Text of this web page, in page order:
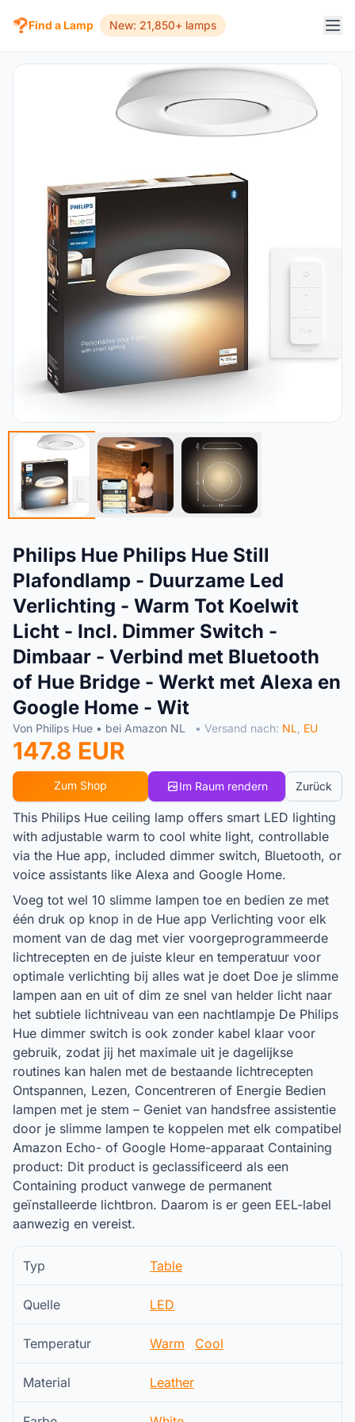
Find a Lamp New: 21,850+ lamps
Philips Hue Philips Hue Still
Plafondlamp - Duurzame Led
Verlichting - Warm Tot Koelwit
Licht - Incl. Dimmer Switch -
Dimbaar - Verbind met Bluetooth
of Hue Bridge - Werkt met Alexa en
Google Home - Wit
Von Philips Hue • bei Amazon NL • Versand nach: NL EU
147.8 EUR
Zum Shop Im Raum rendern Zurück
This Philips Hue ceiling lamp offers smart LED lighting
with adjustable warm to cool white light, controllable
via the Hue app, included dimmer switch, Bluetooth, or
voice assistants like Alexa and Google Home.
Voeg tot wel 10 slimme lampen toe en bedien ze met
één druk op knop in de Hue app Verlichting voor elk
moment van de dag met vier voorgeprogrammeerde
lichtrecepten en de juiste kleur en temperatuur voor
optimale verlichting bij alles wat je doet Doe je slimme
lampen aan en uit of dim ze snel van helder licht naar
het subtiele lichtniveau van een nachtlampje De Philips
Hue dimmer switch is ook zonder kabel klaar voor
gebruik, zodat jij het maximale uit je dagelijkse
routines kan halen met de bestaande lichtrecepten
Ontspannen, Lezen, Concentreren of Energie Bedien
lampen met je stem – Geniet van handsfree assistentie
door je slimme lampen te koppelen met elk compatibel
Amazon Echo- of Google Home-apparaat Containing
product: Dit product is geclassificeerd als een
Containing product vanwege de permanent
geïnstalleerde lichtbron. Daarom is er geen EEL-label
aanwezig en vereist.
Typ Table
Quelle LED
Temperatur Warm Cool
Material Leather